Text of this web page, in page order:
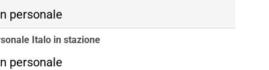
personale
Italo in stazione
personale